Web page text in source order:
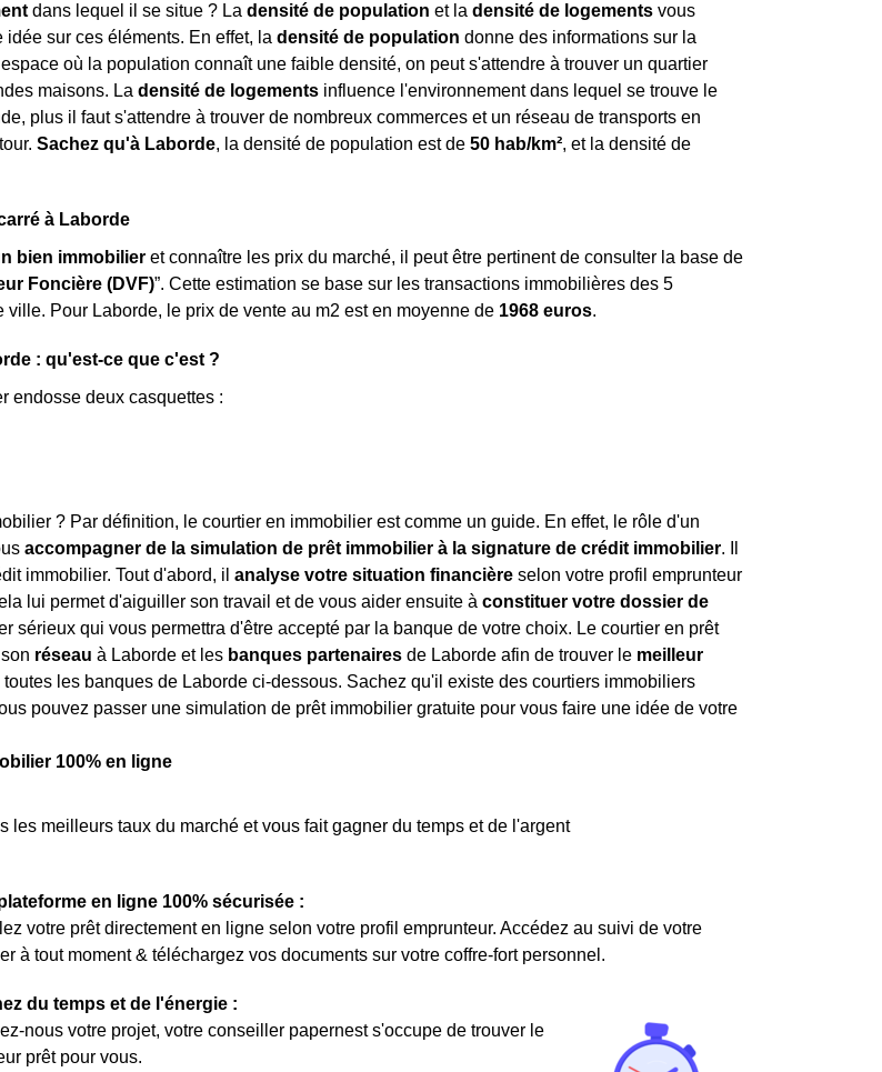
dans lequel il se situe ? La densité de population et la densité de logements vous
sur ces éléments. En effet, la densité de population donne des informations sur la
où la population connaît une faible densité, on peut s'attendre à trouver un quartier
maisons. La densité de logements influence l'environnement dans lequel se trouve le
plus il faut s'attendre à trouver de nombreux commerces et un réseau de transports en
Sachez qu'à Laborde, la densité de population est de 50 hab/km², et la densité de
à Laborde
bien immobilier et connaître les prix du marché, il peut être pertinent de consulter la base de
Foncière (DVF)”. Cette estimation se base sur les transactions immobilières des 5
ville. Pour Laborde, le prix de vente au m2 est en moyenne de 1968 euros.
: qu'est-ce que c'est ?
endosse deux casquettes :
? Par définition, le courtier en immobilier est comme un guide. En effet, le rôle d'un
accompagner de la simulation de prêt immobilier à la signature de crédit immobilier. Il
immobilier. Tout d'abord, il analyse votre situation financière selon votre profil emprunteur
lui permet d'aiguiller son travail et de vous aider ensuite à constituer votre dossier de
sérieux qui vous permettra d'être accepté par la banque de votre choix. Le courtier en prêt
réseau à Laborde et les banques partenaires de Laborde afin de trouver le meilleur
les banques de Laborde ci-dessous. Sachez qu'il existe des courtiers immobiliers
pouvez passer une simulation de prêt immobilier gratuite pour vous faire une idée de votre
100% en ligne
les meilleurs taux du marché et vous fait gagner du temps et de l'argent
en ligne 100% sécurisée :
votre prêt directement en ligne selon votre profil emprunteur. Accédez au suivi de votre
à tout moment & téléchargez vos documents sur votre coffre-fort personnel.
du temps et de l'énergie :
nous votre projet, votre conseiller papernest s'occupe de trouver le
prêt pour vous.